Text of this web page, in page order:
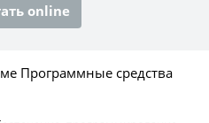
online
Программные средства